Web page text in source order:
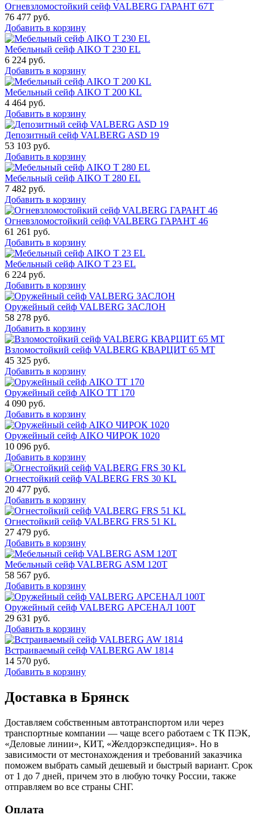
Огневзломостойкий сейф VALBERG ГАРАНТ 67T
76 477 руб.
Добавить в корзину
Мебельный сейф AIKO T 230 EL
6 224 руб.
Добавить в корзину
Мебельный сейф AIKO T 200 KL
4 464 руб.
Добавить в корзину
Депозитный сейф VALBERG ASD 19
53 103 руб.
Добавить в корзину
Мебельный сейф AIKO T 280 EL
7 482 руб.
Добавить в корзину
Огневзломостойкий сейф VALBERG ГАРАНТ 46
61 261 руб.
Добавить в корзину
Мебельный сейф AIKO Т 23 EL
6 224 руб.
Добавить в корзину
Оружейный сейф VALBERG ЗАСЛОН
58 278 руб.
Добавить в корзину
Взломостойкий сейф VALBERG КВАРЦИТ 65 МТ
45 325 руб.
Добавить в корзину
Оружейный сейф AIKO TT 170
4 090 руб.
Добавить в корзину
Оружейный сейф AIKO ЧИРОК 1020
10 096 руб.
Добавить в корзину
Огнестойкий сейф VALBERG FRS 30 KL
20 477 руб.
Добавить в корзину
Огнестойкий сейф VALBERG FRS 51 KL
27 479 руб.
Добавить в корзину
Мебельный сейф VALBERG ASM 120T
58 567 руб.
Добавить в корзину
Оружейный сейф VALBERG АРСЕНАЛ 100Т
29 631 руб.
Добавить в корзину
Встраиваемый сейф VALBERG AW 1814
14 570 руб.
Добавить в корзину
Доставка в Брянск
Доставляем собственным автотранспортом или через
транспортные компании — чаще всего работаем с ТК ПЭК,
«Деловые линии», КИТ, «Желдорэкспедиция». Но в
зависимости от местонахождения и требований заказчика
поможем выбрать самый дешевый и быстрый вариант. Срок
от 1 до 7 дней, причем это в любую точку России, также
отправляем во все страны СНГ.
Оплата